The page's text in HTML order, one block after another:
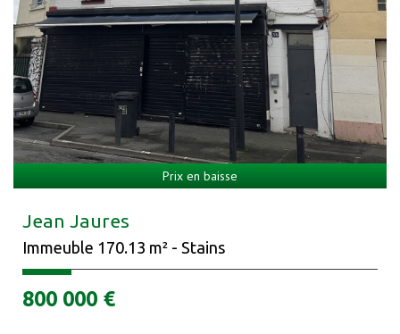
Prix en baisse
Jean Jaures
Immeuble 170.13 m² - Stains
800 000 €